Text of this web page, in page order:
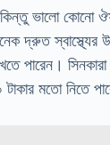
ভালো কোনো
দ্রুত স্বাস্থ্যের
পারেন।
মতো নিতে